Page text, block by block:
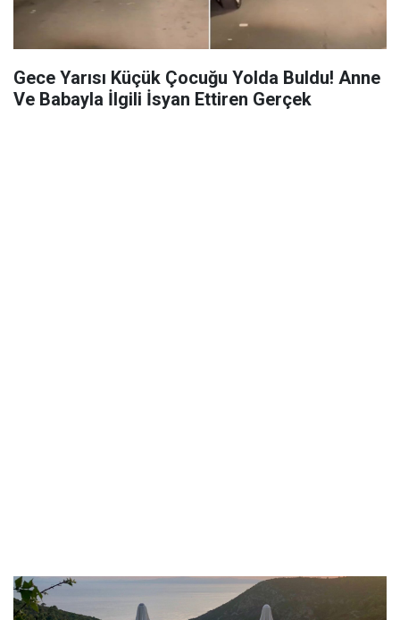
Gece Yarısı Küçük Çocuğu Yolda Buldu! Anne
Ve Babayla İlgili İsyan Ettiren Gerçek